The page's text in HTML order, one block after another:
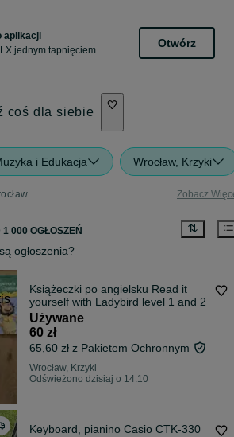
aplikacji
jednym tapnięciem
Otwórz
coś dla siebie
i Edukacja Wrocław, Krzyki
Zobacz
1 000 OGŁOSZEŃ
ogłoszenia?
Książeczki po angielsku Read it
yourself with Ladybird level 1 and 2
Używane
60 zł
65,60 zł z Pakietem Ochronnym
Wrocław, Krzyki
Odświeżono dzisiaj o 14:10
Keyboard, pianino Casio CTK-330